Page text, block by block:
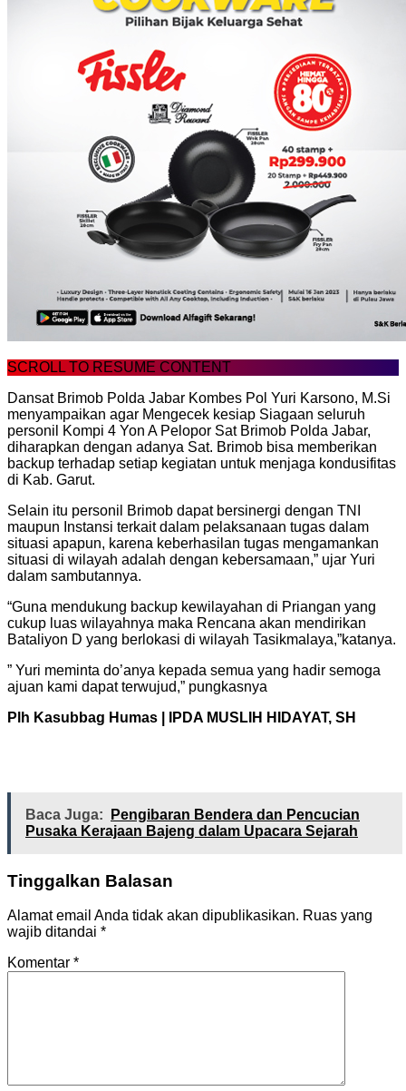
SCROLL TO RESUME CONTENT
Dansat Brimob Polda Jabar Kombes Pol Yuri Karsono, M.Si
menyampaikan agar Mengecek kesiap Siagaan seluruh
personil Kompi 4 Yon A Pelopor Sat Brimob Polda Jabar,
diharapkan dengan adanya Sat. Brimob bisa memberikan
backup terhadap setiap kegiatan untuk menjaga kondusifitas
di Kab. Garut.
Selain itu personil Brimob dapat bersinergi dengan TNI
maupun Instansi terkait dalam pelaksanaan tugas dalam
situasi apapun, karena keberhasilan tugas mengamankan
situasi di wilayah adalah dengan kebersamaan,” ujar Yuri
dalam sambutannya.
“Guna mendukung backup kewilayahan di Priangan yang
cukup luas wilayahnya maka Rencana akan mendirikan
Bataliyon D yang berlokasi di wilayah Tasikmalaya,”katanya.
” Yuri meminta do’anya kepada semua yang hadir semoga
ajuan kami dapat terwujud,” pungkasnya
Plh Kasubbag Humas | IPDA MUSLIH HIDAYAT, SH
Baca Juga:
Pengibaran Bendera dan Pencucian
Pusaka Kerajaan Bajeng dalam Upacara Sejarah
Tinggalkan Balasan
Alamat email Anda tidak akan dipublikasikan. Ruas yang
wajib ditandai *
Komentar *